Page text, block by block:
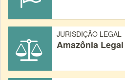
JURISDIÇÃO LEGAL
Amazônia Legal